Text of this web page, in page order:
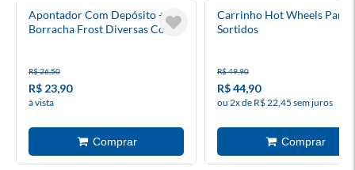
Apontador Com Depósito +
Borracha Frost Diversas Cores
R$ 26,50
R$ 23,90
à vista
Carrinho Hot Wheels
Sortidos
R$ 49,90
R$ 44,90
ou 2x de R$ 22,45 sem juros